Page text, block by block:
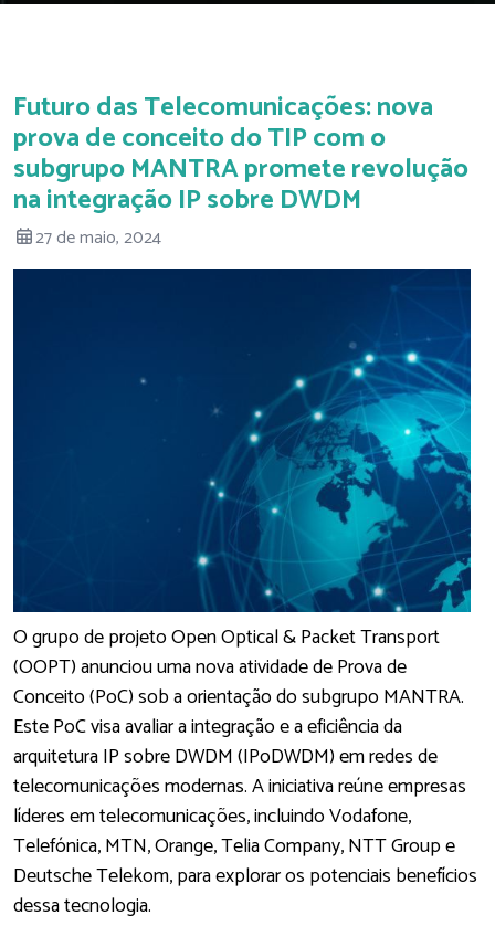
Futuro das Telecomunicações: nova
prova de conceito do TIP com o
subgrupo MANTRA promete revolução
na integração IP sobre DWDM
27 de maio, 2024
O grupo de projeto Open Optical & Packet Transport
(OOPT) anunciou uma nova atividade de Prova de
Conceito (PoC) sob a orientação do subgrupo MANTRA.
Este PoC visa avaliar a integração e a eficiência da
arquitetura IP sobre DWDM (IPoDWDM) em redes de
telecomunicações modernas. A iniciativa reúne empresas
líderes em telecomunicações, incluindo Vodafone,
Telefónica, MTN, Orange, Telia Company, NTT Group e
Deutsche Telekom, para explorar os potenciais benefícios
dessa tecnologia.